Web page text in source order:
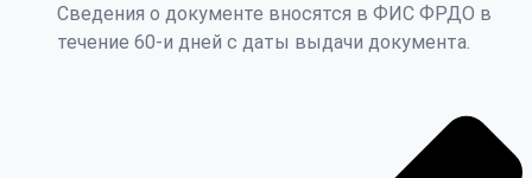
Сведения о документе вносятся в ФИС ФРДО в
течение 60-и дней с даты выдачи документа.